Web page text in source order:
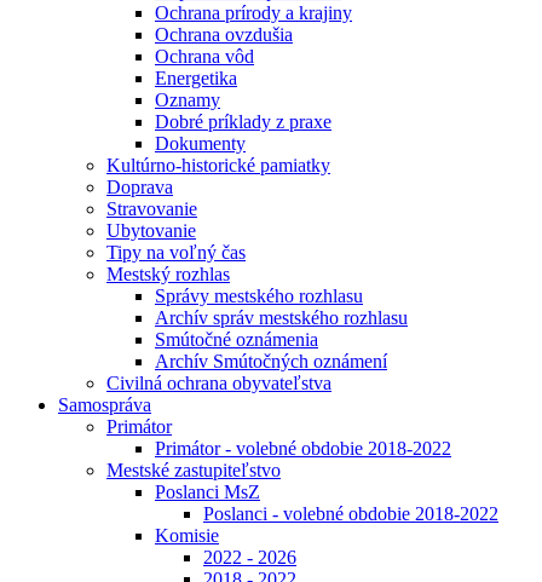
Ochrana prírody a krajiny
Ochrana ovzdušia
Ochrana vôd
Energetika
Oznamy
Dobré príklady z praxe
Dokumenty
Kultúrno-historické pamiatky
Doprava
Stravovanie
Ubytovanie
Tipy na voľný čas
Mestský rozhlas
Správy mestského rozhlasu
Archív správ mestského rozhlasu
Smútočné oznámenia
Archív Smútočných oznámení
Civilná ochrana obyvateľstva
Samospráva
Primátor
Primátor - volebné obdobie 2018-2022
Mestské zastupiteľstvo
Poslanci MsZ
Poslanci - volebné obdobie 2018-2022
Komisie
2022 - 2026